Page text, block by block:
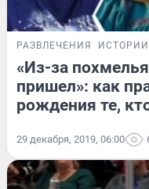
РАЗВЛЕЧЕНИЯ ИСТОРИИ
«Из-за
пришел»: как
рождения те,
29 декабря, 2019, 06:00